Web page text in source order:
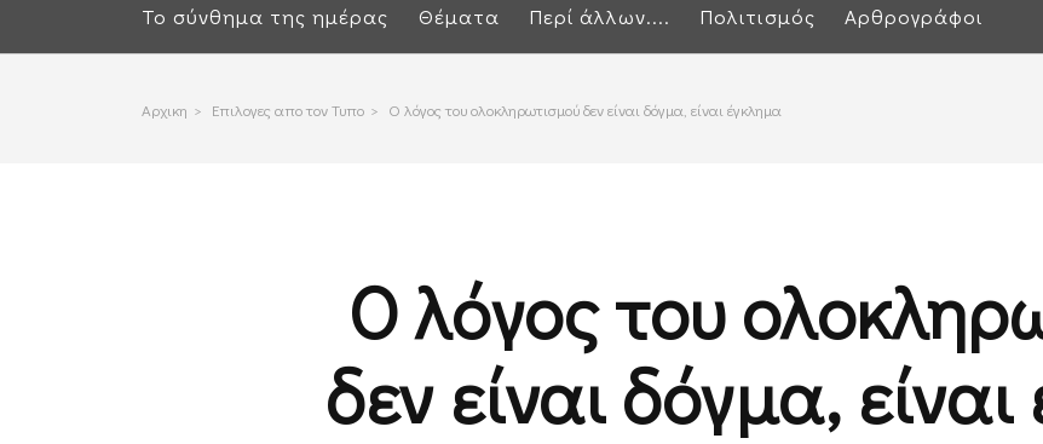
Το σύνθημα της ημέρας
Θέματα Περί άλλων.... Πολιτισμός Αρθρογράφοι
Αρχικη > Επιλογες απο τον Τυπο > Ο λόγος του ολοκληρωτισμού δεν είναι δόγμα, είναι έγκλημα
Ο λόγος του
δεν είναι δόγμα,